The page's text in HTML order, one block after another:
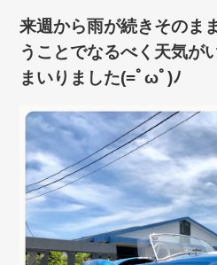
来週から雨が続きそのま
うことでなるべく天気が
まいりました(=ﾟωﾟ)ﾉ